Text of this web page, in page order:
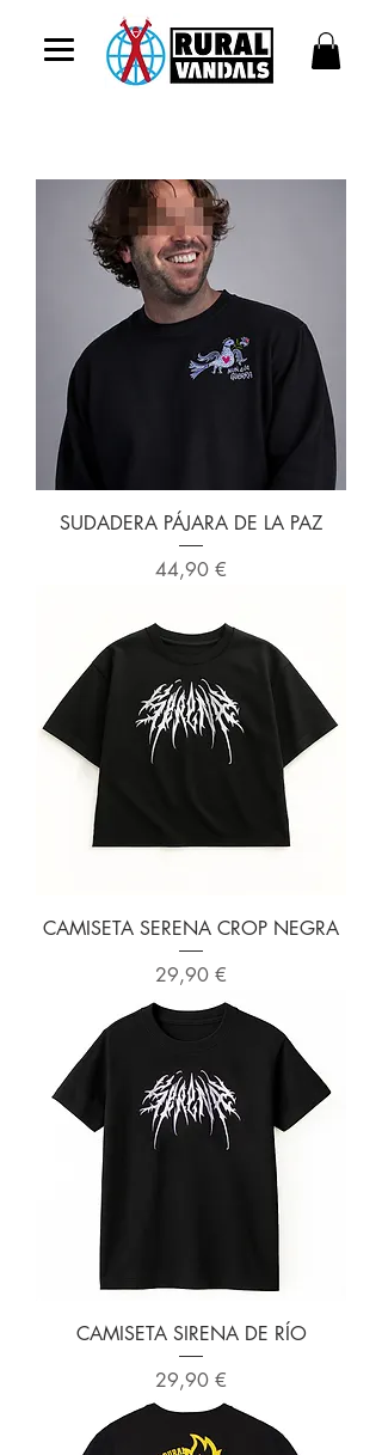
SUDADERA PÁJARA DE LA PAZ
Precio
44,90 €
CAMISETA SERENA CROP NEGRA
Precio
29,90 €
CAMISETA SIRENA DE RÍO
Precio
29,90 €